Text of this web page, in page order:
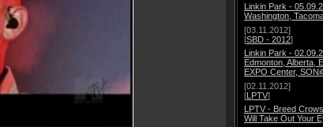
Linkin Park -
Washington,
[03.11.2012]
[SBD - 2012]
Linkin Park -
Edmonton, Alberta,
EXPO Center,
[02.11.2012]
[LPTV]
LPTV - Breed
Will Take Out Your